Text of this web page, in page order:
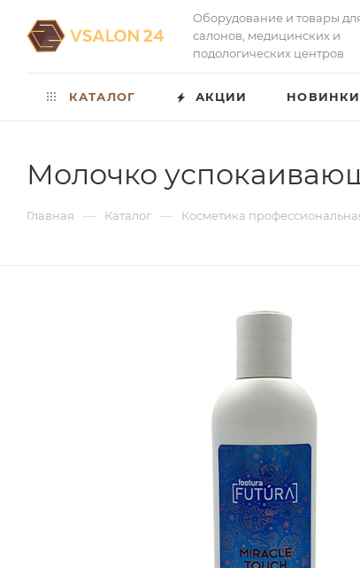
Оборудование и товары
салонов, медицинских и
подологических центров
КАТАЛОГ АКЦИИ НОВИНКИ
Молочко
Главная — Каталог — Косметика